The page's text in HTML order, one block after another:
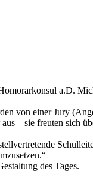
a.D.
von einer Jury
– sie freuten sich
des Tages.